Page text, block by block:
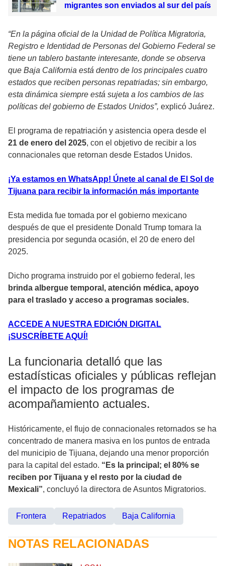
migrantes son enviados al sur del país
“En la página oficial de la Unidad de Política Migratoria,
Registro e Identidad de Personas del Gobierno Federal se
tiene un tablero bastante interesante, donde se observa
que Baja California está dentro de los principales cuatro
estados que reciben personas repatriadas; sin embargo,
esta dinámica siempre está sujeta a los cambios de las
políticas del gobierno de Estados Unidos”, explicó Juárez.
El programa de repatriación y asistencia opera desde el
21 de enero del 2025, con el objetivo de recibir a los
connacionales que retornan desde Estados Unidos.
¡Ya estamos en WhatsApp! Únete al canal de El Sol de
Tijuana para recibir la información más importante
Esta medida fue tomada por el gobierno mexicano
después de que el presidente Donald Trump tomara la
presidencia por segunda ocasión, el 20 de enero del
2025.
Dicho programa instruido por el gobierno federal, les
brinda albergue temporal, atención médica, apoyo
para el traslado y acceso a programas sociales.
ACCEDE A NUESTRA EDICIÓN DIGITAL
¡SUSCRÍBETE AQUÍ!
La funcionaria detalló que las
estadísticas oficiales y públicas reflejan
el impacto de los programas de
acompañamiento actuales.
Históricamente, el flujo de connacionales retornados se ha
concentrado de manera masiva en los puntos de entrada
del municipio de Tijuana, dejando una menor proporción
para la capital del estado. “Es la principal; el 80% se
reciben por Tijuana y el resto por la ciudad de
Mexicali”, concluyó la directora de Asuntos Migratorios.
Frontera Repatriados Baja California
NOTAS RELACIONADAS